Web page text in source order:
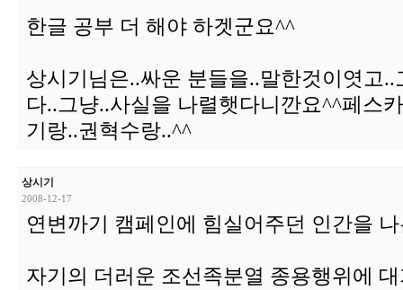
한글 공부 더 해야 하겟군요^^
상시기님은..싸운 분들을..말한것이엿고
다..그냥..사실을 나렬햇다니깐요^^페스
기랑..권혁수랑..^^
상시기
2008-12-17
연변까기 캠페인에 힘실어주던 인간을
자기의 더러운 조선족분열 종용행위에